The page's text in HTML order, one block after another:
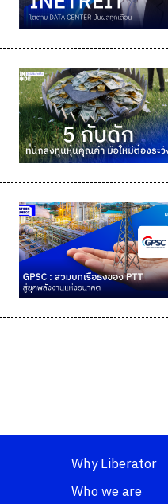
Why Liberator
Who we are